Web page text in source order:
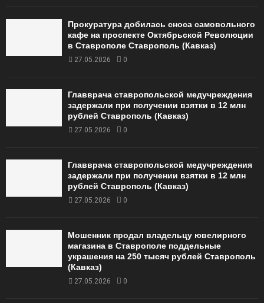
Прокуратура добилась сноса самовольного
кафе на проспекте Октябрьской Революции
в Ставрополе Ставрополь (Кавказ)
27.05.2026 0
Главврача ставропольской медучреждения
задержали при получении взятки в 12 млн
рублей Ставрополь (Кавказ)
27.05.2026 0
Главврача ставропольской медучреждения
задержали при получении взятки в 12 млн
рублей Ставрополь (Кавказ)
27.05.2026 0
Мошенник продал владельцу ювелирного
магазина в Ставрополе поддельные
украшения на 250 тысяч рублей Ставрополь
(Кавказ)
27.05.2026 0